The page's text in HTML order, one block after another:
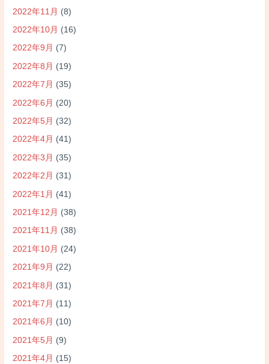
2022年11月 (8)
2022年10月 (16)
2022年9月 (7)
2022年8月 (19)
2022年7月 (35)
2022年6月 (20)
2022年5月 (32)
2022年4月 (41)
2022年3月 (35)
2022年2月 (31)
2022年1月 (41)
2021年12月 (38)
2021年11月 (38)
2021年10月 (24)
2021年9月 (22)
2021年8月 (31)
2021年7月 (11)
2021年6月 (10)
2021年5月 (9)
2021年4月 (15)